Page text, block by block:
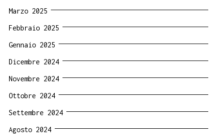
Marzo 2025
Febbraio 2025
Gennaio 2025
Dicembre 2024
Novembre 2024
Ottobre 2024
Settembre 2024
Agosto 2024